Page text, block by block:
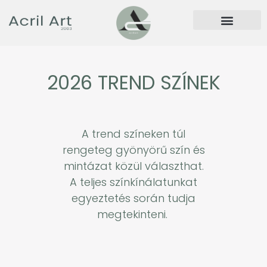
2026 TREND SZÍNEK
A trend színeken túl
rengeteg gyönyörű szín és
mintázat közül választhat.
A teljes színkínálatunkat
egyeztetés során tudja
megtekinteni.